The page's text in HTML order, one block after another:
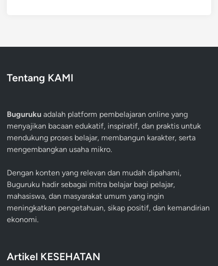
Tentang KAMI
Buguruku adalah platform pembelajaran online yang
menyajikan bacaan edukatif, inspiratif, dan praktis untuk
mendukung proses belajar, membangun karakter, serta
mengembangkan usaha mikro.
Dengan konten yang relevan dan mudah dipahami,
Buguruku hadir sebagai mitra belajar bagi pelajar,
mahasiswa, dan masyarakat umum yang ingin
meningkatkan pengetahuan, sikap positif, dan kemandirian
ekonomi.
Artikel KESEHATAN